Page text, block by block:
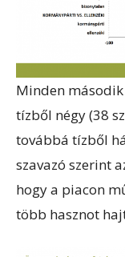
Minden második
tízből négy (38
továbbá tízből
szavazó szerint
hogy a piacon
több hasznot